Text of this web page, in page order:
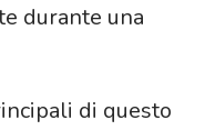
durante una
di questo